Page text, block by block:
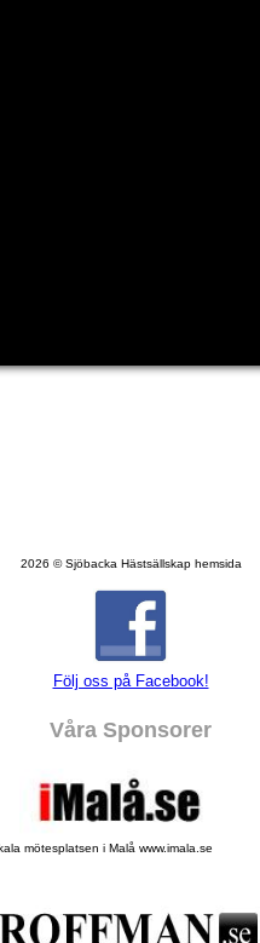
2026 © Sjöbacka Hästsällskap hemsida
Följ oss på Facebook!
Våra Sponsorer
mötesplatsen i Malå www.imala.se